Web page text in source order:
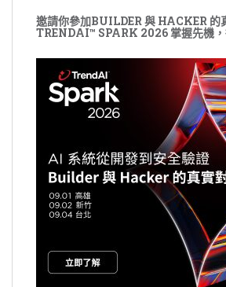
邀請你參加BUILDER 與 HACKER 的
TRENDAI™ SPARK 2026 掌握先機